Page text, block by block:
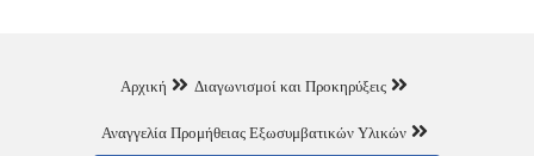
Αρχική Διαγωνισμοί και Προκηρύξεις
Αναγγελία Προμήθειας Εξωσυμβατικών Υλικών